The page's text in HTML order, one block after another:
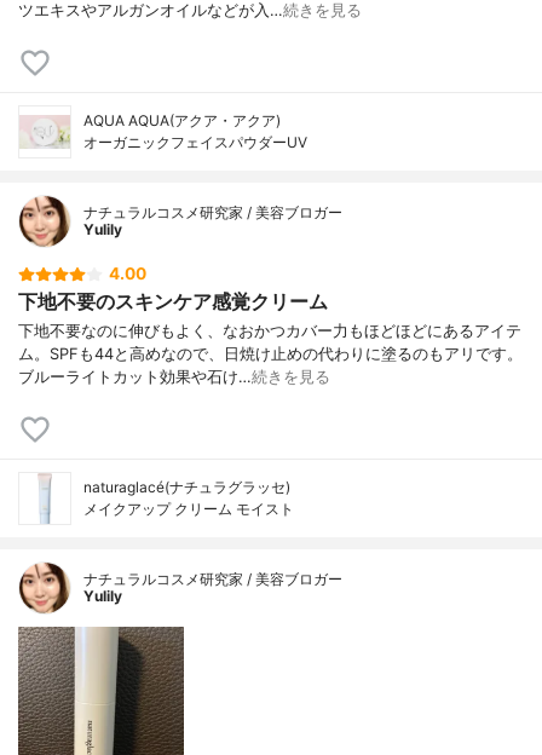
ツエキスやアルガンオイルなどが入…続きを見る
AQUA AQUA(アクア・アクア)
オーガニックフェイスパウダーUV
ナチュラルコスメ研究家 / 美容ブロガー
Yulily
4.00
下地不要のスキンケア感覚クリーム
下地不要なのに伸びもよく、なおかつカバー力もほどほどにあるアイテ
ム。SPFも44と高めなので、日焼け止めの代わりに塗るのもアリです。
ブルーライトカット効果や石け…続きを見る
naturaglacé(ナチュラグラッセ)
メイクアップ クリーム モイスト
ナチュラルコスメ研究家 / 美容ブロガー
Yulily